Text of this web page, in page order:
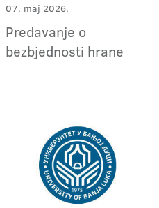
07. maj 2026.
Predavanje o
bezbjednosti hrane